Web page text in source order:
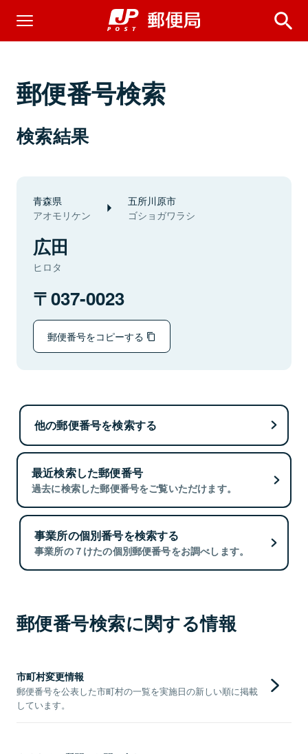
郵便番号検索
検索結果
青森県
アオモリケン
五所川原市
ゴショガワラシ
広田
ヒロタ
037-0023
郵便番号をコピーする
他の郵便番号を検索する
最近検索した郵便番号
過去に検索した郵便番号をご覧いただけます。
事業所の個別番号を検索する
事業所の７けたの個別郵便番号をお調べします。
郵便番号検索に関する情報
市町村変更情報
郵便番号を公表した市町村の一覧を実施日の新しい順に掲載
しています。